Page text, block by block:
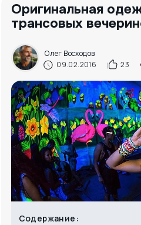
Оригинальная
трансовых
Олег Восходов
09.02.2016
23
Содержание: